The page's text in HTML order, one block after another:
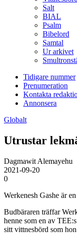
Salt
BIAL
Psalm
Bibelord
Samtal
Ur arkivet
Tidigare nummer
Prenumeration
Kontakta
Annonsera
Globalt
Utrustar
Dagmawit Alemayehu
2021-09-20
0
Werkenesh Gashe är
Budbäraren träffar
henne som en av
sitt vittnesbörd som